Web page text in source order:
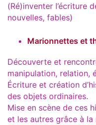
(Ré)inventer l’écriture
nouvelles, fables)
Marionnettes et
Découverte et
manipulation, relation,
Écriture et création
des objets ordinaires.
Mise en scène de ces
et les autres grâce à